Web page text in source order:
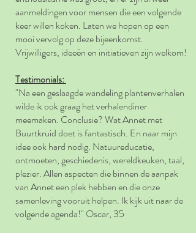
aanmeldingen voor mensen die een volgende
keer willen koken. Laten we hopen op een
mooi vervolg op deze bijeenkomst.
Vrijwilligers, ideeën en initiatieven zijn welkom!
Testimonials:
"Na een geslaagde wandeling plantenverhalen
wilde ik ook graag het verhalendiner
meemaken. Conclusie? Wat Annet met
Buurtkruid doet is fantastisch. En naar mijn
idee ook hard nodig. Natuureducatie,
ontmoeten, geschiedenis, wereldkeuken, taal,
plezier. Allen aspecten die binnen de aanpak
van Annet een plek hebben en die onze
samenleving vooruit helpen. Ik kijk uit naar de
volgende agenda!" Oscar, 35